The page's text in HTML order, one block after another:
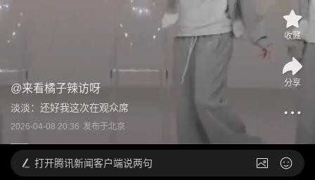
@来看橘子辣访呀
淡淡：还好我这次在观众席
2026-04-08 20:36 发布于北京
收藏
分享
打开腾讯新闻客户端说两句